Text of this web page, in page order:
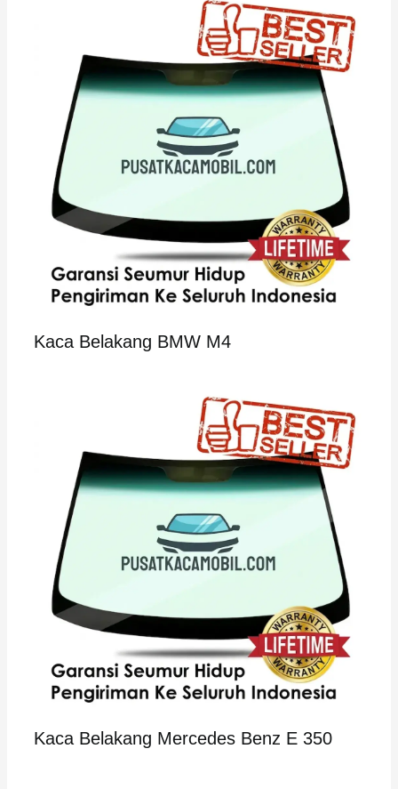
Kaca Belakang BMW M4
Kaca Belakang Mercedes Benz E 350